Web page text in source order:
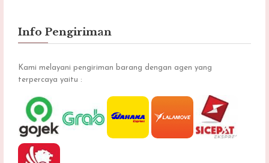
Info Pengiriman
Kami melayani pengiriman barang dengan agen yang
terpercaya yaitu :